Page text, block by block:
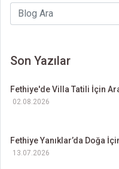
Son Yazılar
Fethiye'de Villa Tatili İçin
02.08.2026
Fethiye Yanıklar’da Doğa
13.07.2026